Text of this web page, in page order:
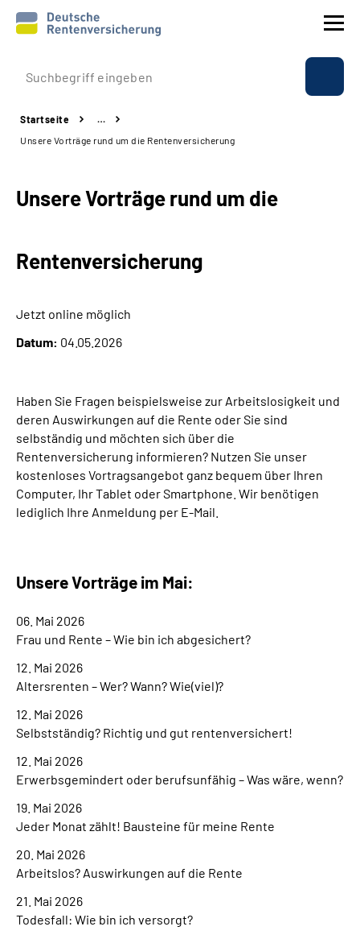
Prävention
Reha
Experten
Über uns & Presse
Suche
Language
Inhalte in Gebärdensprache (DGS)
Startseite
…
Unsere Vorträge rund um die Rentenversicherung
Unsere Vorträge rund um die
Rentenversicherung
Jetzt online möglich
Datum: 04.05.2026
Haben Sie Fragen beispielsweise zur Arbeitslosigkeit und
deren Auswirkungen auf die Rente oder Sie sind
selbständig und möchten sich über die
Rentenversicherung informieren? Nutzen Sie unser
kostenloses Vortragsangebot ganz bequem über Ihren
Computer, Ihr Tablet oder Smartphone. Wir benötigen
lediglich Ihre Anmeldung per E-Mail.
Unsere Vorträge im Mai:
06. Mai 2026
Frau und Rente – Wie bin ich abgesichert?
12. Mai 2026
Altersrenten – Wer? Wann? Wie(viel)?
12. Mai 2026
Selbstständig? Richtig und gut rentenversichert!
12. Mai 2026
Erwerbsgemindert oder berufsunfähig – Was wäre, wenn?
19. Mai 2026
Jeder Monat zählt! Bausteine für meine Rente
20. Mai 2026
Arbeitslos? Auswirkungen auf die Rente
21. Mai 2026
Todesfall: Wie bin ich versorgt?